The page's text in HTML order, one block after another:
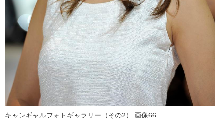
キャンギャルフォトギャラリー（その2） 画像66